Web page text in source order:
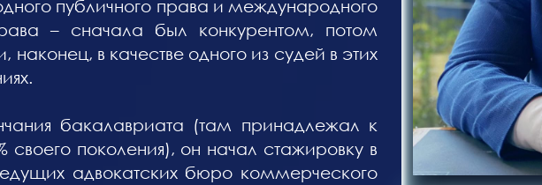
публичного права и международного
– сначала был конкурентом, потом
наконец, в качестве одного из судей в этих
бакалавриата (там принадлежал к
своего поколения), он начал стажировку в
адвокатских бюро коммерческого